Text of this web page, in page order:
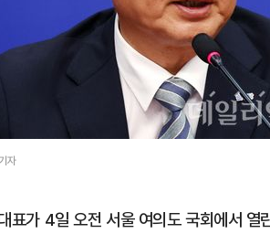
자
표가 4일 오전 서울 여의도 국회에서